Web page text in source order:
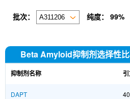
批次： 纯度： 99%
Beta Amyloid抑制剂选择性
抑制剂名称
DAPT